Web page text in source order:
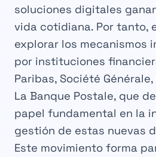
soluciones digitales
vida cotidiana. Por tanto,
explorar los mecanismos
por instituciones
Paribas, Société
La Banque Postale, que
papel fundamental en la
gestión de estas nuevas
Este movimiento forma